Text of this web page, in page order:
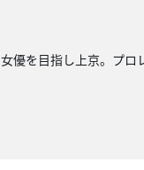
を目指し上京。プ